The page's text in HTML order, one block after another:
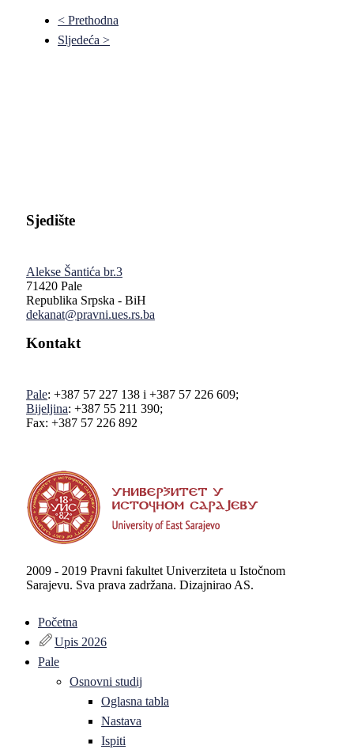
< Prethodna
Sljedeća >
Sjedište
Alekse Šantića br.3
71420 Pale
Republika Srpska - BiH
dekanat@pravni.ues.rs.ba
Kontakt
Pale: +387 57 227 138 i +387 57 226 609;
Bijeljina: +387 55 211 390;
Fax: +387 57 226 892
2009 - 2019 Pravni fakultet Univerziteta u Istočnom
Sarajevu. Sva prava zadržana. Dizajnirao AS.
Početna
Upis 2026
Pale
Osnovni studij
Oglasna tabla
Nastava
Ispiti